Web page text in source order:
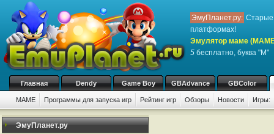
ЭмуПланет.ру: Старые
платформах!
Эмулятор маме
5 бесплатно, буква "M"
Главная Dendy Game Boy GBAdvance GBColor
MAME Программы для запуска игр Рейтинг игр Обзоры Новости Игры:
ЭмуПланет.ру